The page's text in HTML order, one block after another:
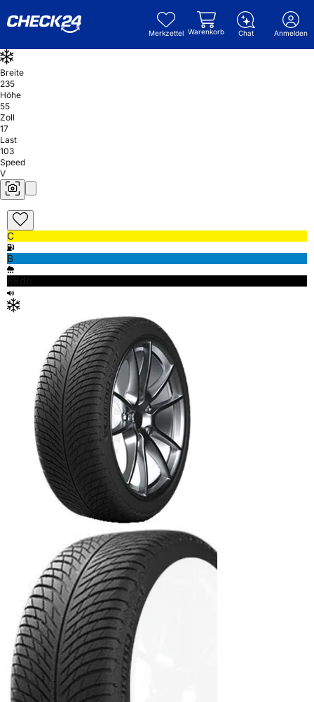
Merkzettel Warenkorb Chat Anmelden
Breite
235
Höhe
55
Zoll
17
Last
103
Speed
V
C
B
68db